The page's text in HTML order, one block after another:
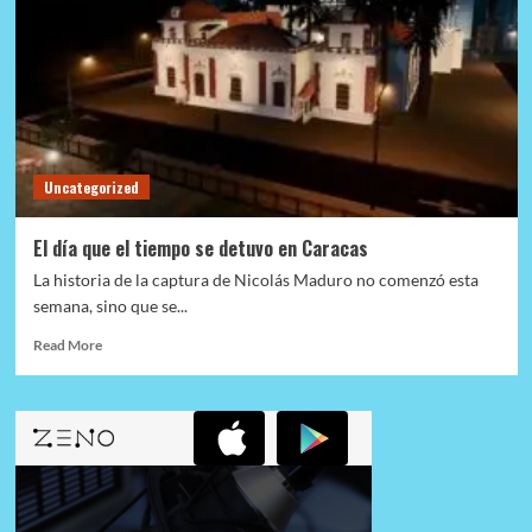
Uncategorized
El día que el tiempo se detuvo en Caracas
La historia de la captura de Nicolás Maduro no comenzó esta
semana, sino que se...
Read MoreRead
El
día
el
tiempo
se